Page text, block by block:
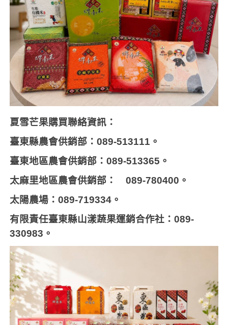
夏雪芒果購買聯絡資訊：
臺東縣農會供銷部：089-513111。
臺東地區農會供銷部：089-513365。
太麻里地區農會供銷部： 089-780400。
太陽農場：089-719334。
有限責任臺東縣山漾蔬果運銷合作社：089-
330983。